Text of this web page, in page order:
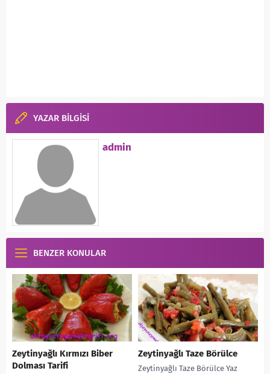
YAZAR BİLGİSİ
admin
BENZER KONULAR
Zeytinyağlı Kırmızı Biber
Dolması Tarifi
Zeytinyağlı Taze Börülce
Zeytinyağlı Taze Börülce Yaz